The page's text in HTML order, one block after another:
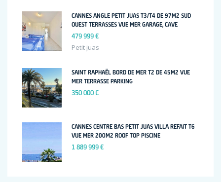
CANNES ANGLE PETIT JUAS T3/T4 DE 97M2 SUD
OUEST TERRASSES VUE MER GARAGE, CAVE
479 999 €
Petit juas
SAINT RAPHAËL BORD DE MER T2 DE 45M2 VUE
MER TERRASSE PARKING
350 000 €
CANNES CENTRE BAS PETIT JUAS VILLA REFAIT T6
VUE MER 200M2 ROOF TOP PISCINE
1 889 999 €